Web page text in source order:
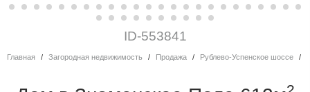
ID-553841
Главная Загородная недвижимость Продажа Рублево-Успенское шоссе